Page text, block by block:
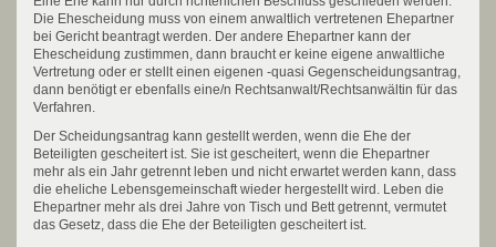
Die Ehescheidung muss von einem anwaltlich vertretenen Ehepartner
bei Gericht beantragt werden. Der andere Ehepartner kann der
Ehescheidung zustimmen, dann braucht er keine eigene anwaltliche
Vertretung oder er stellt einen eigenen -quasi Gegenscheidungsantrag,
dann benötigt er ebenfalls eine/n Rechtsanwalt/Rechtsanwältin für das
Verfahren.
Der Scheidungsantrag kann gestellt werden, wenn die Ehe der
Beteiligten gescheitert ist. Sie ist gescheitert, wenn die Ehepartner
mehr als ein Jahr getrennt leben und nicht erwartet werden kann, dass
die eheliche Lebensgemeinschaft wieder hergestellt wird. Leben die
Ehepartner mehr als drei Jahre von Tisch und Bett getrennt, vermutet
das Gesetz, dass die Ehe der Beteiligten gescheitert ist.